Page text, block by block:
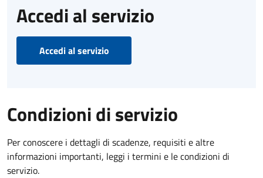
Accedi al servizio
Accedi al servizio
Condizioni di servizio
Per conoscere i dettagli di scadenze, requisiti e altre
informazioni importanti, leggi i termini e le condizioni di
servizio.